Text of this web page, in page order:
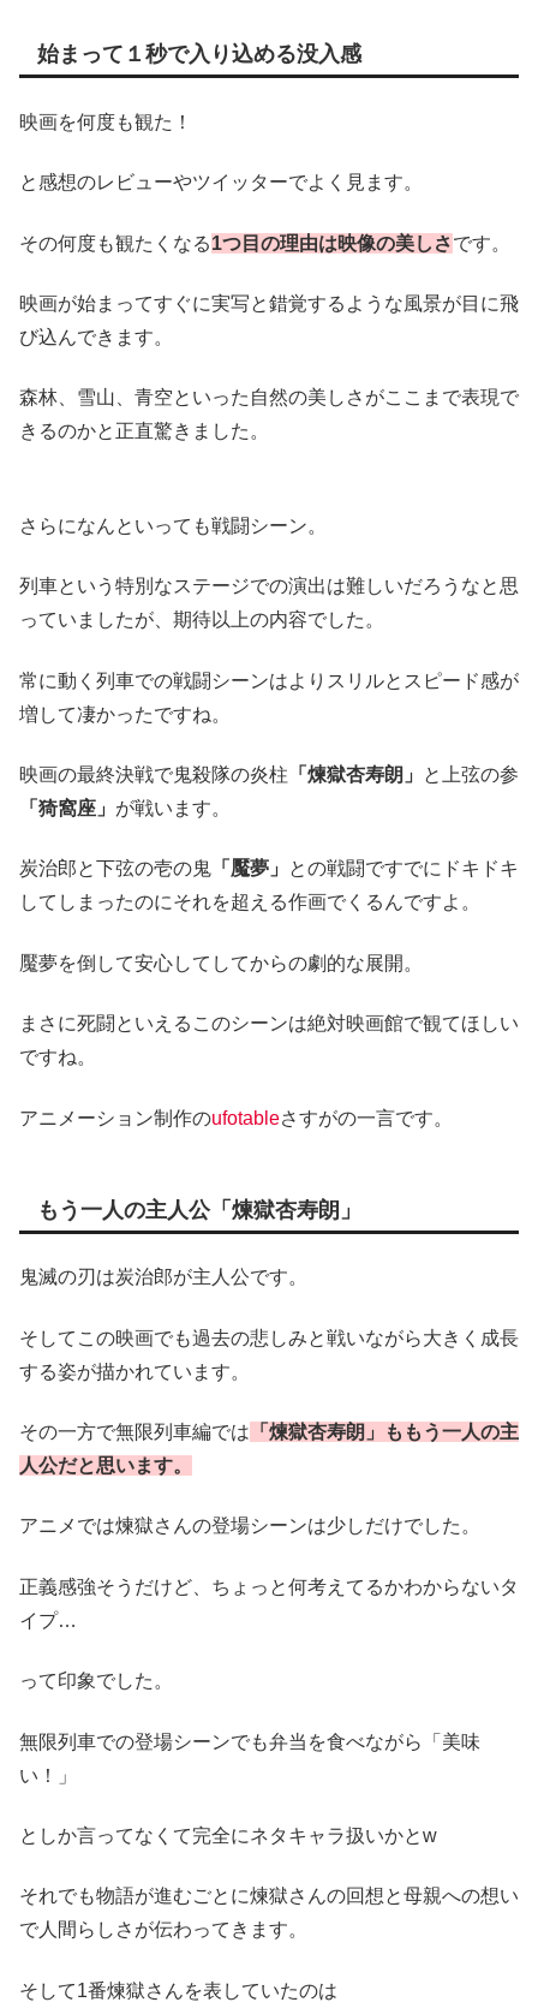
始まって１秒で入り込める没入感
映画を何度も観た！
と感想のレビューやツイッターでよく見ます。
その何度も観たくなる1つ目の理由は映像の美しさです。
映画が始まってすぐに実写と錯覚するような風景が目に飛
び込んできます。
森林、雪山、青空といった自然の美しさがここまで表現で
きるのかと正直驚きました。
さらになんといっても戦闘シーン。
列車という特別なステージでの演出は難しいだろうなと思
っていましたが、期待以上の内容でした。
常に動く列車での戦闘シーンはよりスリルとスピード感が
増して凄かったですね。
映画の最終決戦で鬼殺隊の炎柱 「煉獄杏寿朗」
と上弦の参
「猗窩座」 が戦います。
炭治郎と下弦の壱の鬼 「魘夢」
との戦闘ですでにドキドキ
してしまったのにそれを超える作画でくるんですよ。
魘夢を倒して安心してしてからの劇的な展開。
まさに死闘といえるこのシーンは絶対映画館で観てほしい
ですね。
アニメーション制作のufotableさすがの一言です。
もう一人の主人公「煉獄杏寿朗」
鬼滅の刃は炭治郎が主人公です。
そしてこの映画でも過去の悲しみと戦いながら大きく成長
する姿が描かれています。
その一方で無限列車編では 「煉獄杏寿朗」ももう一人の主
人公だと思います。
アニメでは煉獄さんの登場シーンは少しだけでした。
正義感強そうだけど、ちょっと何考えてるかわからないタ
イプ…
って印象でした。
無限列車での登場シーンでも弁当を食べながら「美味
い！」
としか言ってなくて完全にネタキャラ扱いかとw
それでも物語が進むごとに煉獄さんの回想と母親への想い
で人間らしさが伝わってきます。
そして1番煉獄さんを表していたのは